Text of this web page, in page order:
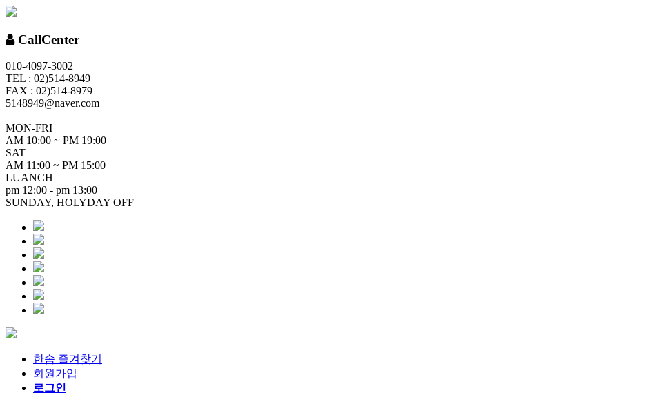
CallCenter
010-4097-3002
TEL : 02)514-8949
FAX : 02)514-8979
5148949@naver.com
MON-FRI
AM 10:00 ~ PM 19:00
SAT
AM 11:00 ~ PM 15:00
LUANCH
pm 12:00 - pm 13:00
SUNDAY, HOLYDAY OFF
한솜 즐겨찾기
회원가입
로그인